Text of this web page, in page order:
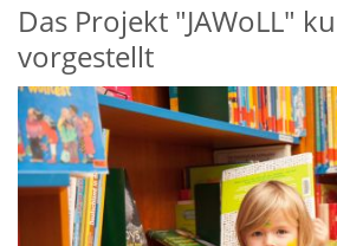
Das Projekt "JAWoLL"
vorgestellt